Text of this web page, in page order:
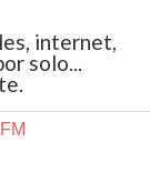
internet,
solo...